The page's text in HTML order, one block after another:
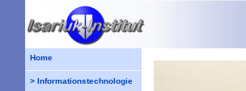
Home
> Informationstechnologie